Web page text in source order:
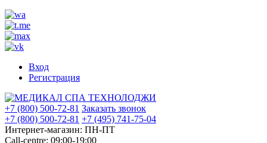
Вход
Регистрация
+7 (800) 500-72-81 Заказать звонок
+7 (800) 500-72-81 +7 (495) 741-75-04
Интернет-магазин: ПН-ПТ
Call-centre: 09:00-19:00